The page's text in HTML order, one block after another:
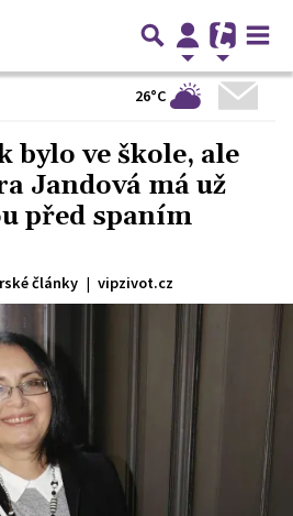
26°C
bylo ve škole, ale
Jandová má už
před spaním
články | vipzivot.cz